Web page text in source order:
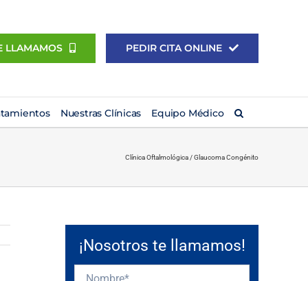
PEDIR CITA ONLINE
LLAMAMOS
Nuestras Clínicas Equipo Médico
Clínica Oftalmológica /Glaucoma Congénito
¡Nosotros te llamamos!